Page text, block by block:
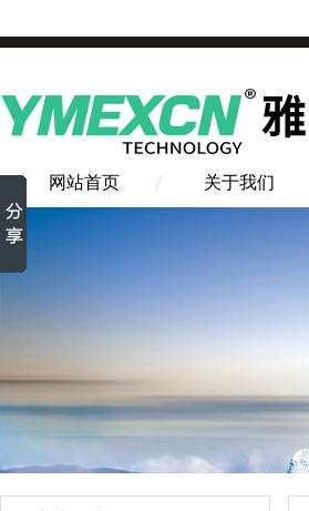
网站首页 关于我们